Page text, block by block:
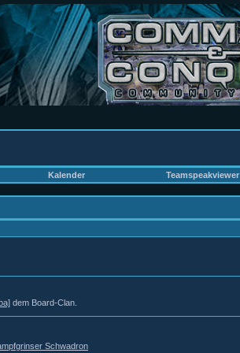
Kalender Teamspeakviewer
dem Board-Clan.
Schwadron